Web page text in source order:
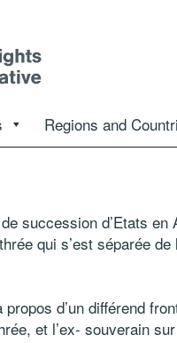
Regions and
succession d’Etats
qui s’est séparée
d’un différend
et l’ex- souverain